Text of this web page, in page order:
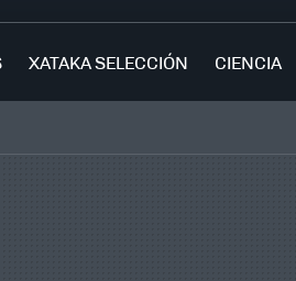
XATAKA SELECCIÓN CIENCIA